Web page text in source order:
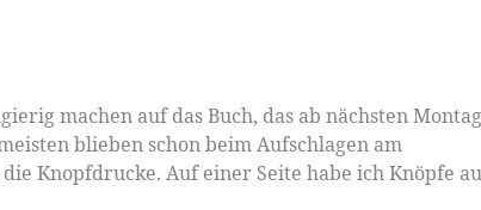
machen auf das Buch, das ab nächsten
blieben schon beim Aufschlagen am
Knopfdrucke. Auf einer Seite habe ich Knöpfe